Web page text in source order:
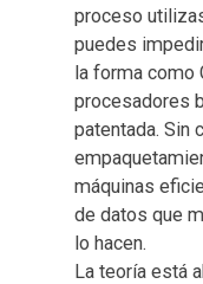
proceso
puedes
la forma como
procesadores
patentada. Sin
máquinas
de datos que
lo hacen.
La teoría está